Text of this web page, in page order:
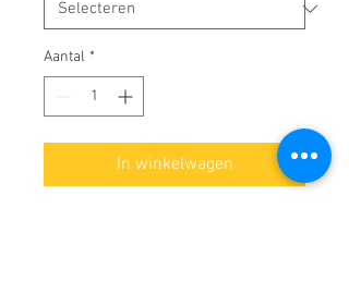
Aantal *
In winkelwagen